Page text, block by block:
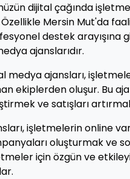
dijital çağında
Mersin Mut'da
destek arayışına
ajanslarıdır.
medya ajansları,
ekiplerden oluşur. Bu
ve satışları
işletmelerin online
oluşturmak ve
için özgün ve